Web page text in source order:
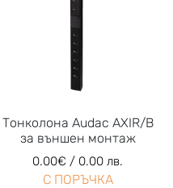
Тонколона Audac AXIR/B
за външен монтаж
0.00€ / 0.00 лв.
С ПОРЪЧКА